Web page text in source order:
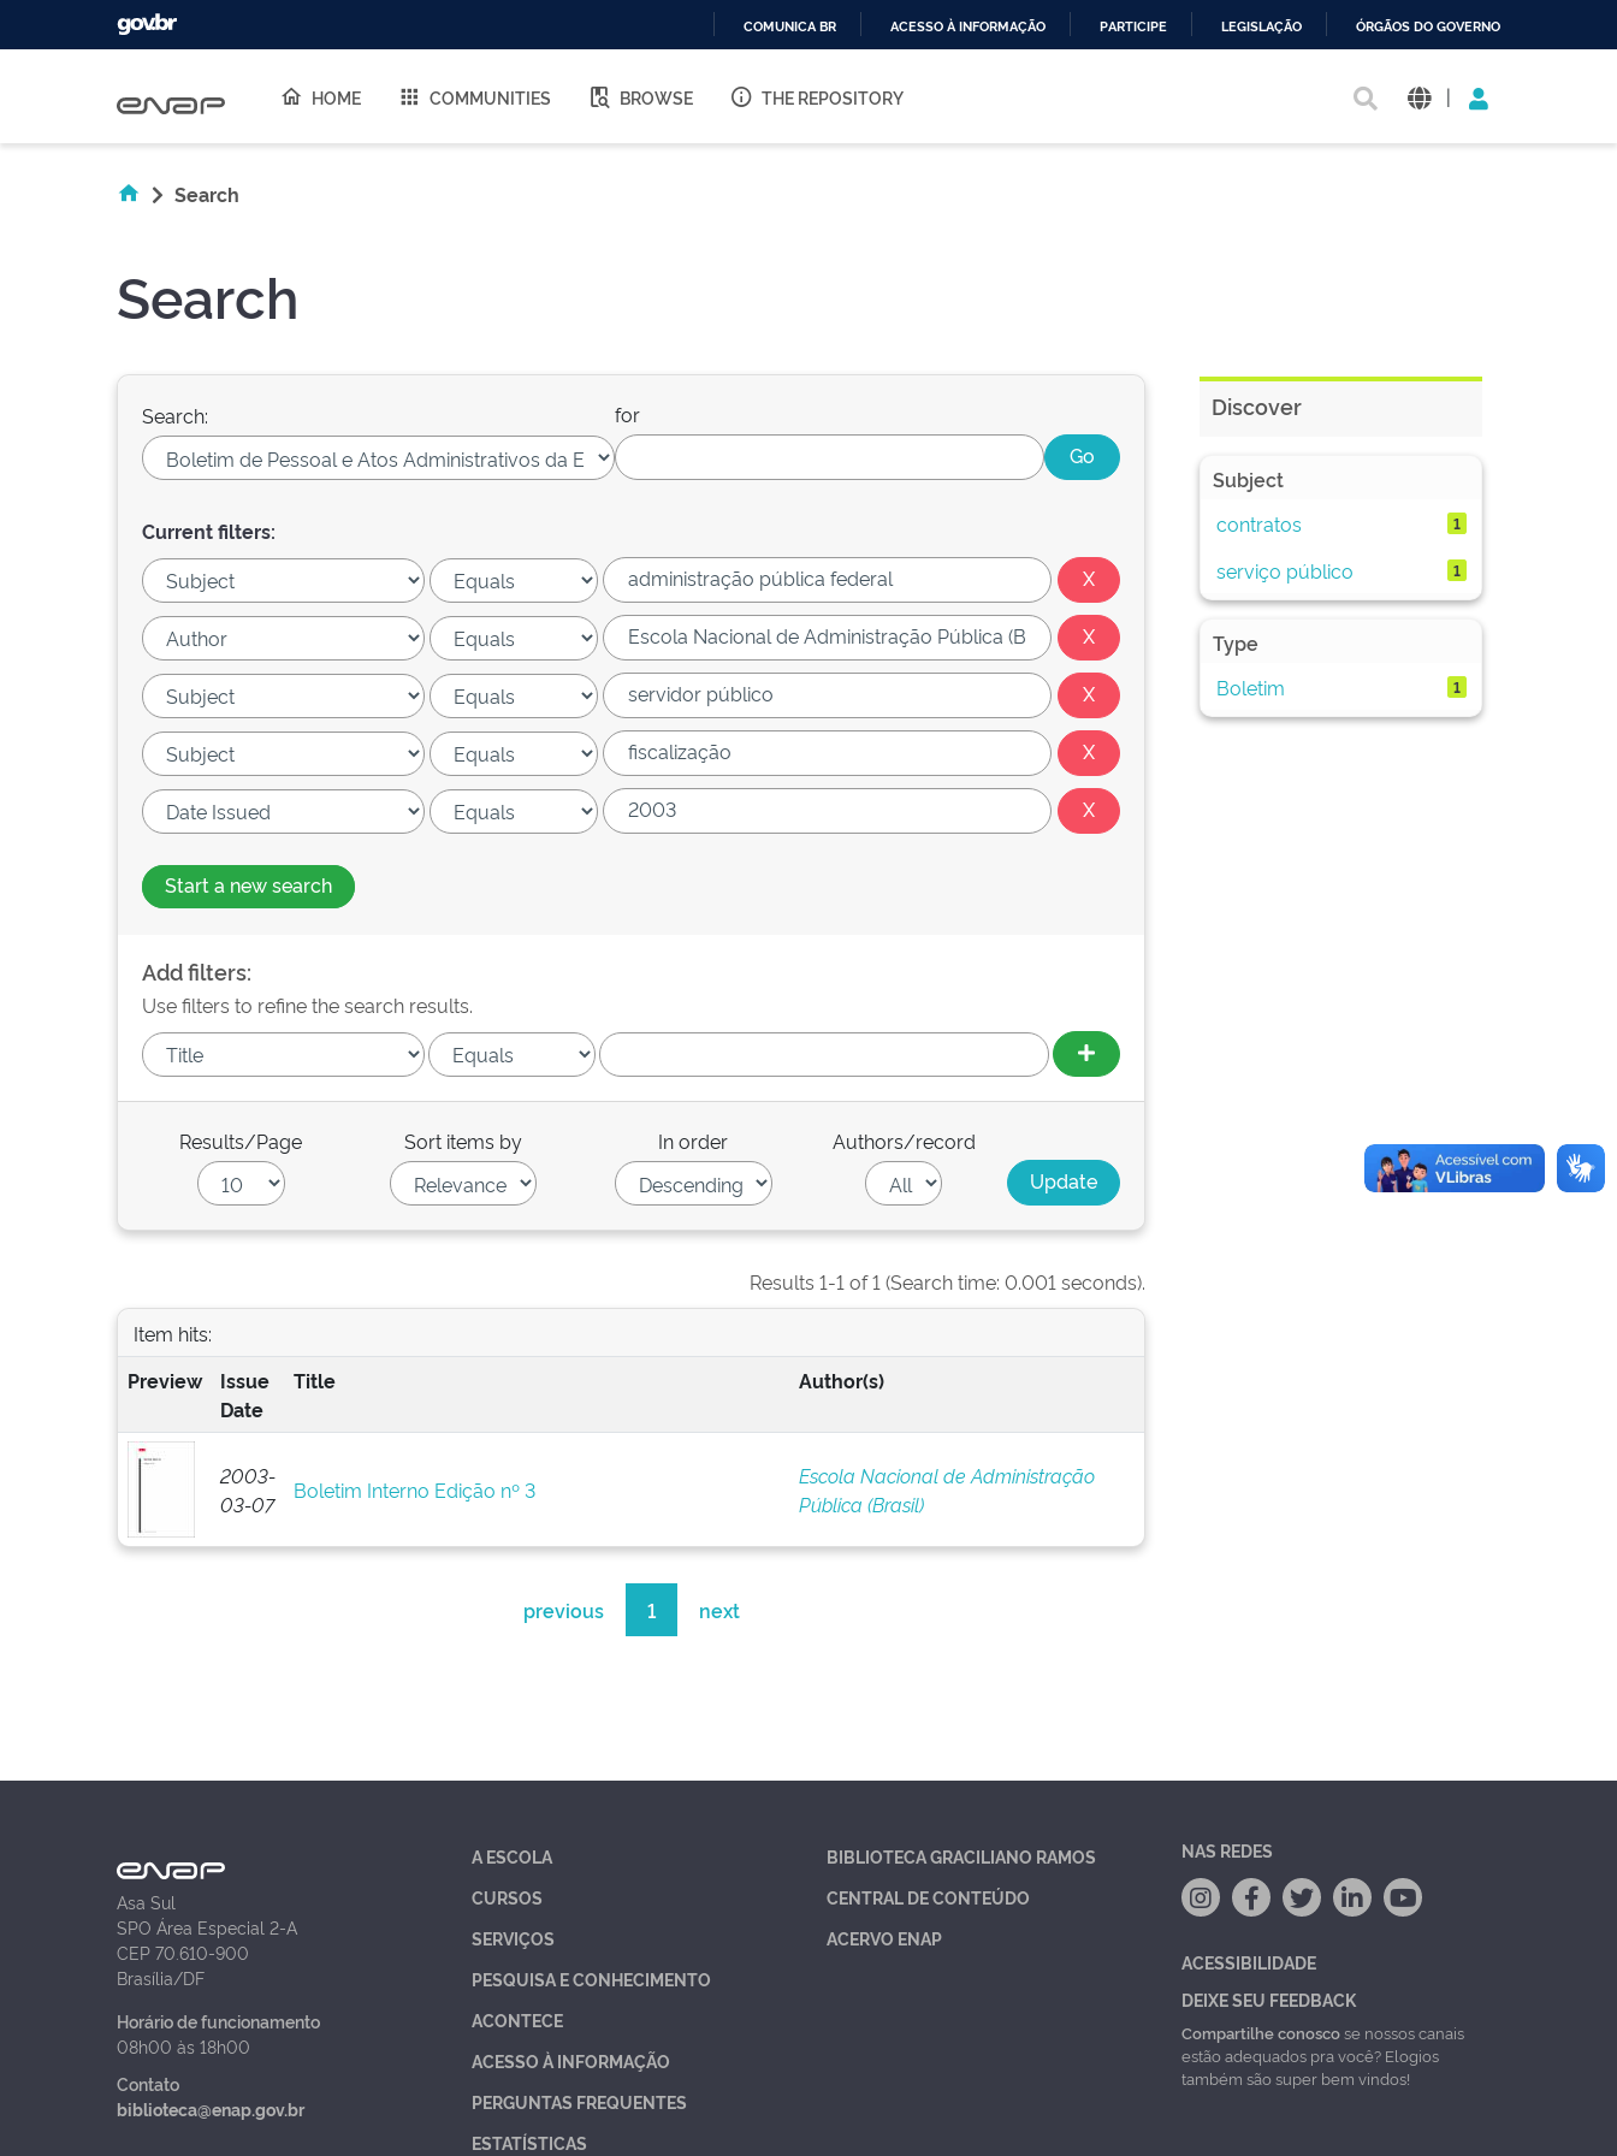
O
COMUNICA BR ACESSO À INFORMAÇÃO PARTICIPE LEGISLAÇÃO ÓRGÃOS DO GOVERNO
HOME COMMUNITIES BROWSE THE REPOSITORY |
Search
Search
Search: for
Current filters:
Start a new search
Add filters:
Use filters to refine the search results.
Results/Page Sort items by In order Authors/record
Results 1-1 of 1 (Search time: 0.001 seconds).
Item hits:
Preview
Issue
Date
Title Author(s)
2003-
03-07
Boletim Interno Edição nº 3
Escola Nacional de Administração
Pública (Brasil)
previous 1 next
Discover
Subject
contratos
1
serviço público 1
Type
Boletim
1
Asa Sul
SPO Área Especial 2-A
CEP 70.610-900
Brasília/DF
Horário de funcionamento
08h00 às 18h00
Contato
biblioteca@enap.gov.br
A ESCOLA
CURSOS
SERVIÇOS
PESQUISA E CONHECIMENTO
ACONTECE
ACESSO À INFORMAÇÃO
PERGUNTAS FREQUENTES
ESTATÍSTICAS
BIBLIOTECA GRACILIANO RAMOS
CENTRAL DE CONTEÚDO
ACERVO ENAP
NAS REDES
ACESSIBILIDADE
DEIXE SEU FEEDBACK
Compartilhe conoscose nossos canais
estão adequados pra você? Elogios
também são super bem vindos!